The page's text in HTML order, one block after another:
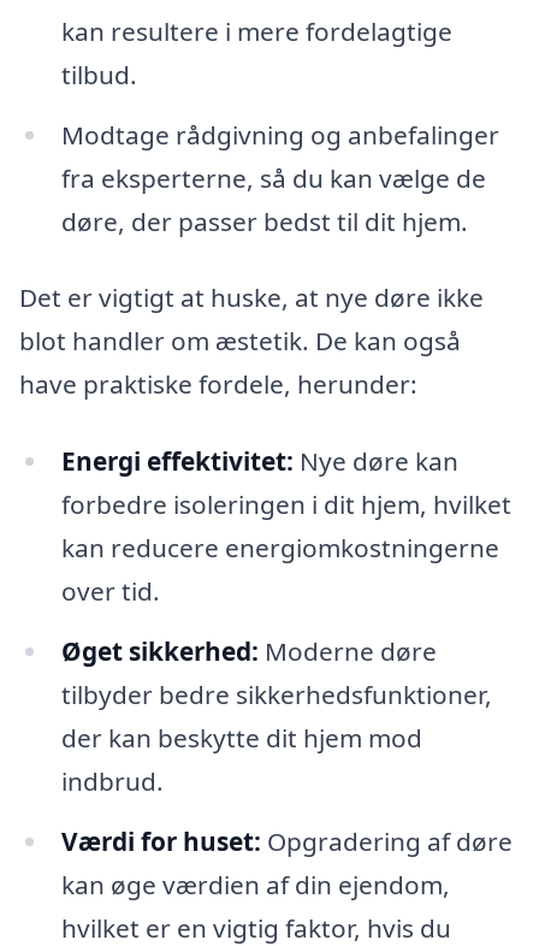
kan resultere i mere fordelagtige
tilbud.
Modtage rådgivning og anbefalinger
fra eksperterne, så du kan vælge de
døre, der passer bedst til dit hjem.
Det er vigtigt at huske, at nye døre ikke
blot handler om æstetik. De kan også
have praktiske fordele, herunder:
Energi effektivitet: Nye døre kan
forbedre isoleringen i dit hjem, hvilket
kan reducere energiomkostningerne
over tid.
Øget sikkerhed: Moderne døre
tilbyder bedre sikkerhedsfunktioner,
der kan beskytte dit hjem mod
indbrud.
Værdi for huset: Opgradering af døre
kan øge værdien af din ejendom,
hvilket er en vigtig faktor, hvis du